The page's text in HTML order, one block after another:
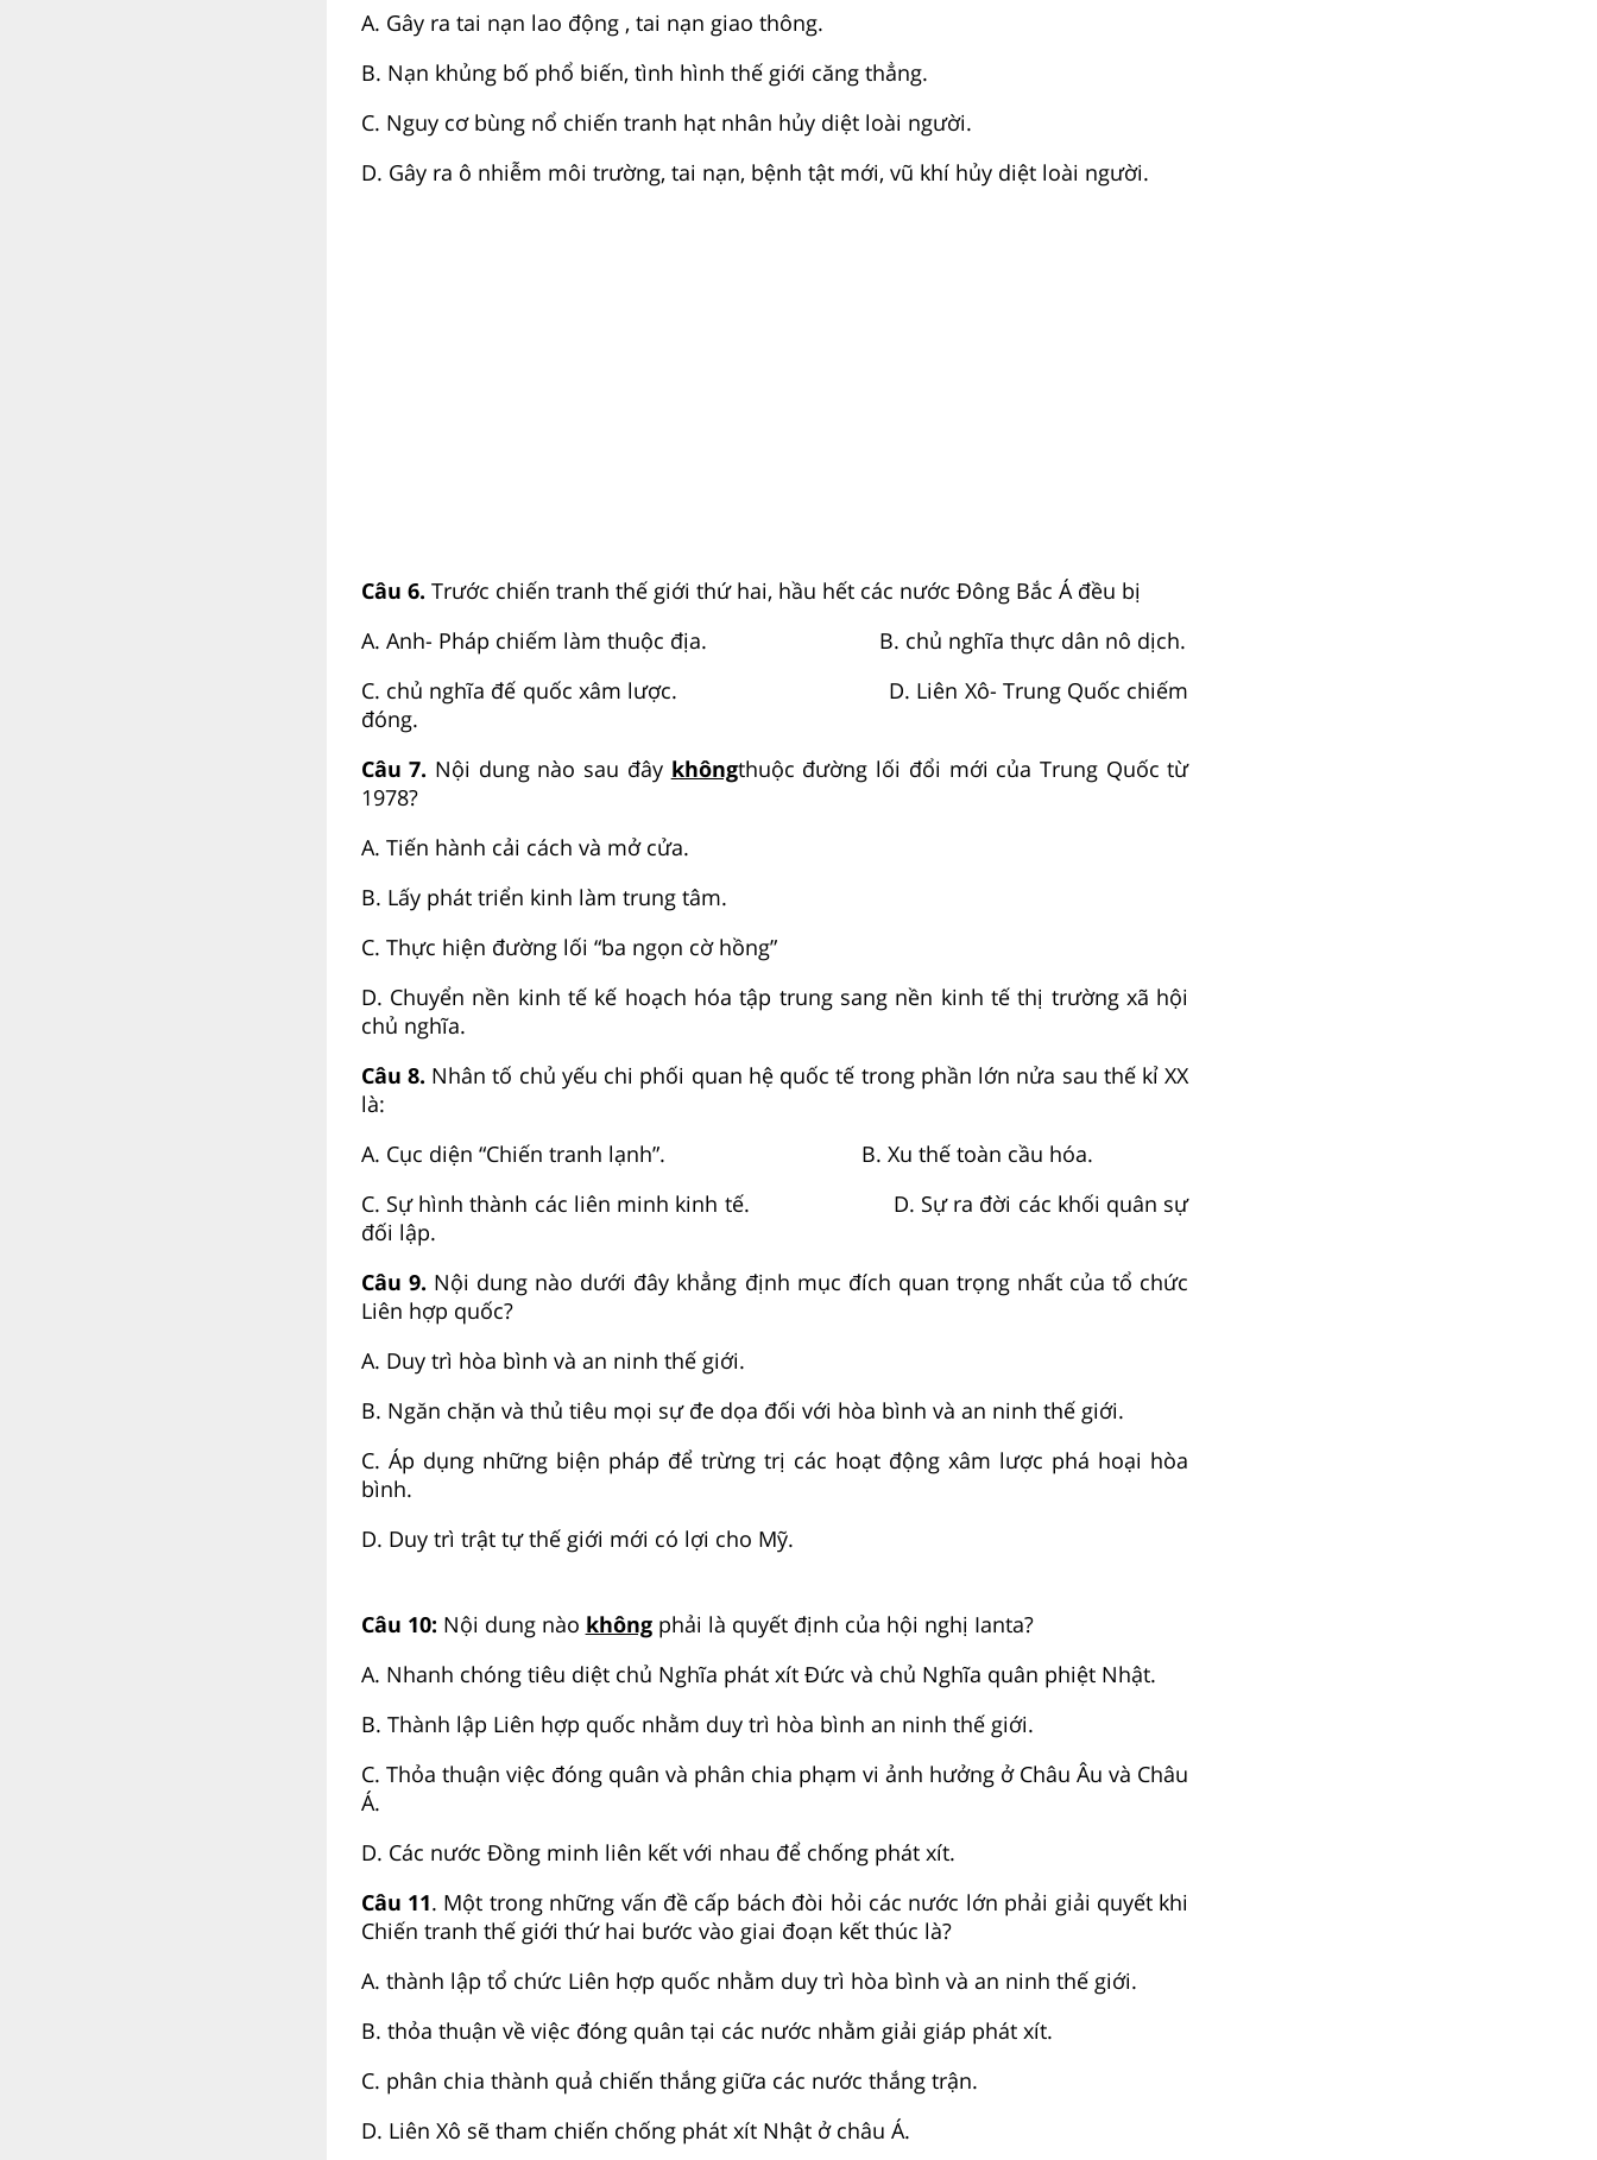
A. Gây ra tai nạn lao động , tai nạn giao thông.
B. Nạn khủng bố phổ biến, tình hình thế giới căng thẳng.
C. Nguy cơ bùng nổ chiến tranh hạt nhân hủy diệt loài người.
D. Gây ra ô nhiễm môi trường, tai nạn, bệnh tật mới, vũ khí hủy diệt loài người.
Câu 6. Trước chiến tranh thế giới thứ hai, hầu hết các nước Đông Bắc Á đều bị
A. Anh- Pháp chiếm làm thuộc địa. B. chủ nghĩa thực dân nô dịch.
C. chủ nghĩa đế quốc xâm lược. D. Liên Xô- Trung Quốc chiếm
đóng.
Câu 7. Nội dung nào sau đây khôngthuộc đường lối đổi mới của Trung Quốc từ
1978?
A. Tiến hành cải cách và mở cửa.
B. Lấy phát triển kinh làm trung tâm.
C. Thực hiện đường lối “ba ngọn cờ hồng”
D. Chuyển nền kinh tế kế hoạch hóa tập trung sang nền kinh tế thị trường xã hội
chủ nghĩa.
Câu 8. Nhân tố chủ yếu chi phối quan hệ quốc tế trong phần lớn nửa sau thế kỉ XX
là:
A. Cục diện “Chiến tranh lạnh”. B. Xu thế toàn cầu hóa.
C. Sự hình thành các liên minh kinh tế. D. Sự ra đời các khối quân sự
đối lập.
Câu 9. Nội dung nào dưới đây khẳng định mục đích quan trọng nhất của tổ chức
Liên hợp quốc?
A. Duy trì hòa bình và an ninh thế giới.
B. Ngăn chặn và thủ tiêu mọi sự đe dọa đối với hòa bình và an ninh thế giới.
C. Áp dụng những biện pháp để trừng trị các hoạt động xâm lược phá hoại hòa
bình.
D. Duy trì trật tự thế giới mới có lợi cho Mỹ.
Câu 10: Nội dung nào khôngphải là quyết định của hội nghị Ianta?
A. Nhanh chóng tiêu diệt chủ Nghĩa phát xít Đức và chủ Nghĩa quân phiệt Nhật.
B. Thành lập Liên hợp quốc nhằm duy trì hòa bình an ninh thế giới.
C. Thỏa thuận việc đóng quân và phân chia phạm vi ảnh hưởng ở Châu Âu và Châu
Á.
D. Các nước Đồng minh liên kết với nhau để chống phát xít.
Câu 11. Một trong những vấn đề cấp bách đòi hỏi các nước lớn phải giải quyết khi
Chiến tranh thế giới thứ hai bước vào giai đoạn kết thúc là?
A. thành lập tổ chức Liên hợp quốc nhằm duy trì hòa bình và an ninh thế giới.
B. thỏa thuận về việc đóng quân tại các nước nhằm giải giáp phát xít.
C. phân chia thành quả chiến thắng giữa các nước thắng trận.
D. Liên Xô sẽ tham chiến chống phát xít Nhật ở châu Á.